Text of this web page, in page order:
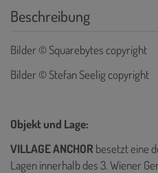
Beschreibung
Bilder © Squarebytes copyright
Bilder © Stefan Seelig copyright
Objekt und Lage:
VILLAGE ANCHOR besetzt eine
Lagen innerhalb des 3. Wiener